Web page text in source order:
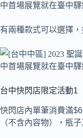
有兩種款式可以選擇
台中快閃店限定活動1
快閃店內單筆消費滿
（不含內容物），瓶